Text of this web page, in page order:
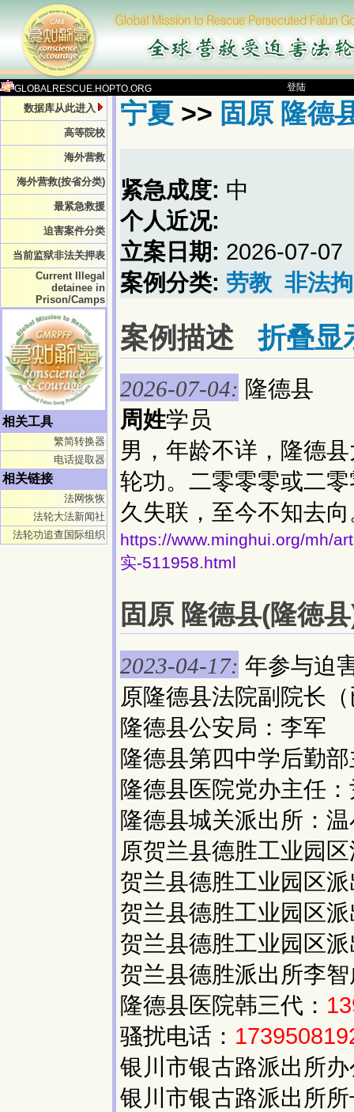
GLOBALRESCUE.HOPTO.ORG 登陆
数据库从此进入
高等院校
海外营救
海外营救(按省分类)
最紧急救援
迫害案件分类
当前监狱非法关押表
Current Illegal
detainee in
Prison/Camps
相关工具
繁简转换器
电话提取器
相关链接
法网恢恢
法轮大法新闻社
法轮功追查国际组织
宁夏 >> 固原 隆德
紧急成度: 中
个人近况:
立案日期: 2026-07-07
案例分类: 劳教 非法
案例描述折叠显
2026-07-04: 隆德县
周姓学员
男，年龄不详，隆德
轮功。二零零零或二
久失联，至今不知去
https://www.minghui.org/mh/
实-511958.html
固原 隆德县(隆徳
2023-04-17: 年参与迫
原隆德县法院副院长
隆德县公安局：李军
隆德县第四中学后勤
隆德县医院党办主任
隆德县城关派出所：
原贺兰县德胜工业园
贺兰县德胜工业园区
贺兰县德胜工业园区
贺兰县德胜工业园区
贺兰县德胜派出所李
隆德县医院韩三代：
骚扰电话：
银川市银古路派出所
银川市银古路派出所